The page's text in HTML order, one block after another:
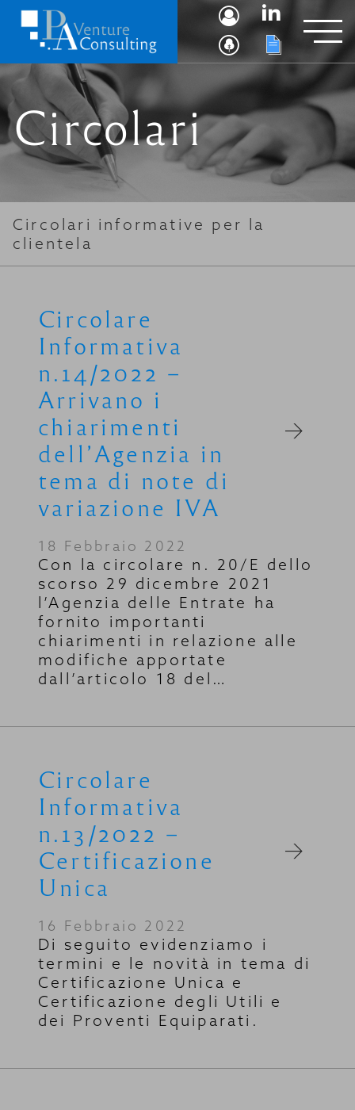
Circolari
Circolari informative per la
clientela
Circolare
Informativa
n.14/2022 –
Arrivano i
chiarimenti
dell’Agenzia in
tema di note di
variazione IVA
18 Febbraio 2022
Con la circolare n. 20/E dello
scorso 29 dicembre 2021
l’Agenzia delle Entrate ha
fornito importanti
chiarimenti in relazione alle
modifiche apportate
dall’articolo 18 del…
Circolare
Informativa
n.13/2022 –
Certificazione
Unica
16 Febbraio 2022
Di seguito evidenziamo i
termini e le novità in tema di
Certificazione Unica e
Certificazione degli Utili e
dei Proventi Equiparati.